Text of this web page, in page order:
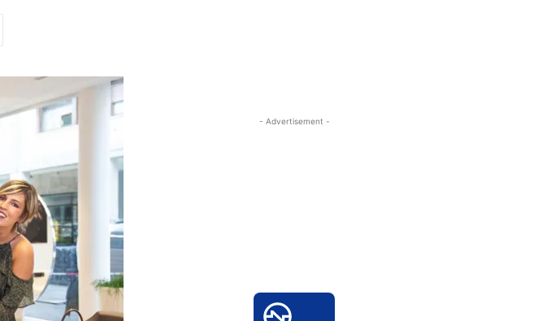
- Advertisement -